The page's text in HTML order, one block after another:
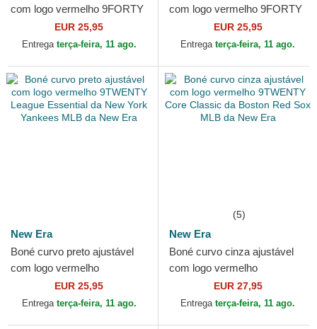
com logo vermelho 9FORTY
League Essential da New
York Yankees MLB da...
EUR 25,95
Entrega terça-feira, 11 ago.
com logo vermelho 9FORTY
League Essential da New
York Yankees MLB da...
EUR 25,95
Entrega terça-feira, 11 ago.
New Era
Boné curvo preto ajustável
com logo vermelho
9TWENTY League Essential
da New York Yankees MLB
EUR 25,95
Entrega terça-feira, 11 ago.
(5)
New Era
Boné curvo cinza ajustável
com logo vermelho
9TWENTY Core Classic da
Boston Red Sox MLB da
EUR 27,95
Entrega terça-feira, 11 ago.